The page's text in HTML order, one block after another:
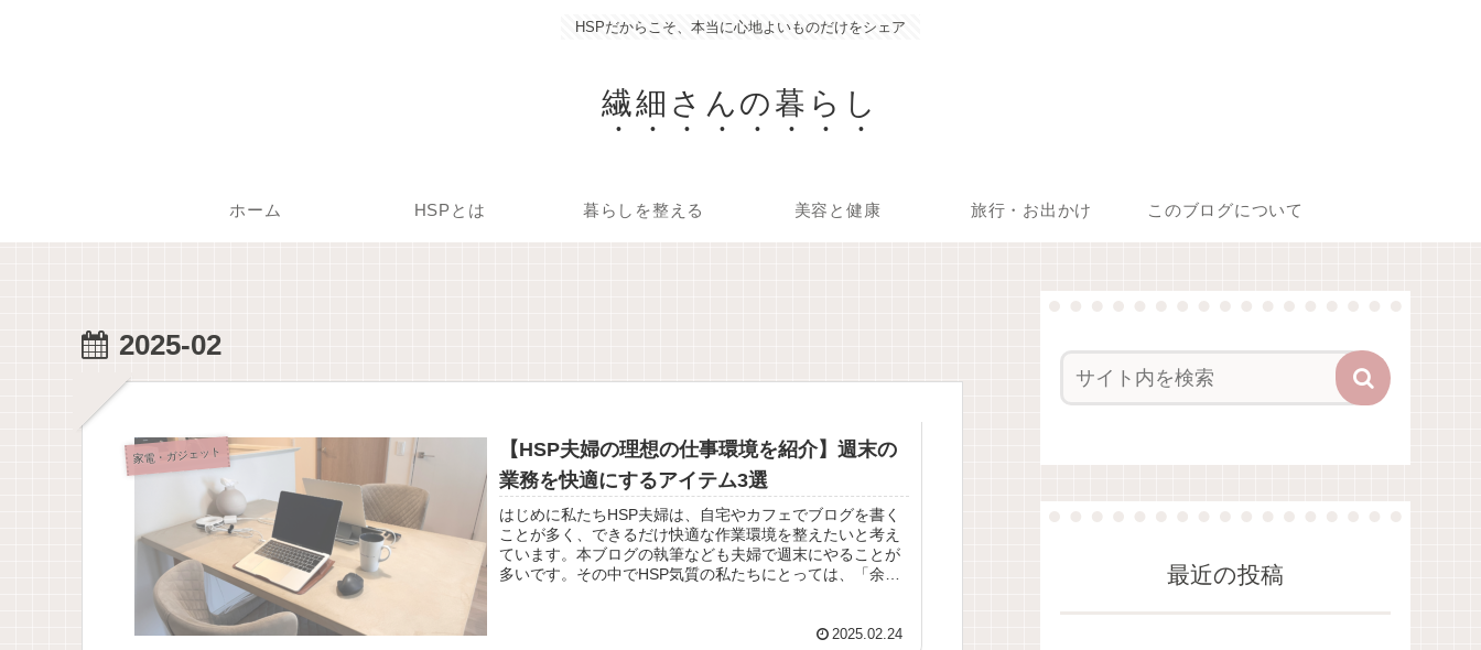
HSPだからこそ、本当に心地よいものだけをシェア
繊細さんの暮らし
ホーム HSPとは 暮らしを整える 美容と健康 旅行・お出かけ このブログについて
2025-02
家電・ガジェット
【HSP夫婦の理想の仕事環境を紹介】週末の
業務を快適にするアイテム3選
はじめに私たちHSP夫婦は、自宅やカフェでブログを書く
ことが多く、できるだけ快適な作業環境を整えたいと考え
ています。本ブログの執筆なども夫婦で週末にやることが
多いです。その中でHSP気質の私たちにとっては、「余計
2025.02.24
最近の投稿